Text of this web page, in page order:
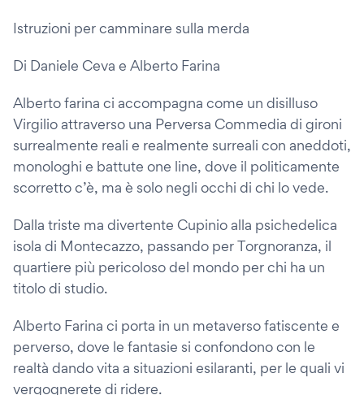
Istruzioni per camminare sulla merda
Di Daniele Ceva e Alberto Farina
Alberto farina ci accompagna come un disilluso
Virgilio attraverso una Perversa Commedia di gironi
surrealmente reali e realmente surreali con aneddoti,
monologhi e battute one line, dove il politicamente
scorretto c’è, ma è solo negli occhi di chi lo vede.
Dalla triste ma divertente Cupinio alla psichedelica
isola di Montecazzo, passando per Torgnoranza, il
quartiere più pericoloso del mondo per chi ha un
titolo di studio.
Alberto Farina ci porta in un metaverso fatiscente e
perverso, dove le fantasie si confondono con le
realtà dando vita a situazioni esilaranti, per le quali vi
vergognerete di ridere.